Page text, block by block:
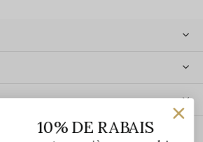
10% DE RABAIS